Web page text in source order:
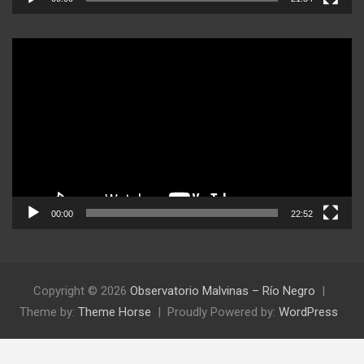
00:00 22:52
Copyright © 2026 Observatorio Malvinas – Río Negro
Theme by: Theme Horse Proudly Powered by: WordPress